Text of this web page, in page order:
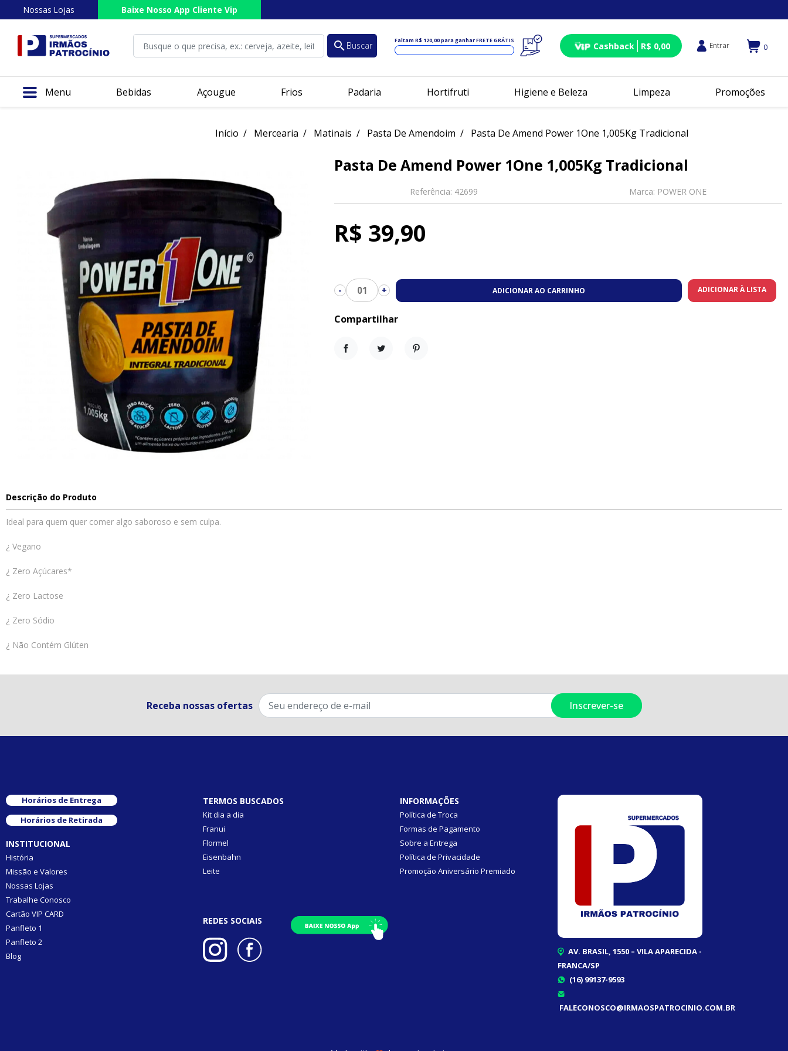
Nossas Lojas Baixe Nosso App Cliente Vip
search Buscar Faltam R$ 120,00para ganhar FRETE GRÁTIS Cashback R$ 0,00 Entrar 0
Menu Bebidas Açougue Frios Padaria Hortifruti Higiene e Beleza Limpeza Promoções
Início Mercearia Matinais Pasta De Amendoim Pasta De Amend Power 1One 1,005Kg Tradicional
Pasta De Amend Power 1One 1,005Kg Tradicional
Referência: 42699 Marca: POWER ONE
R$ 39,90
- 01 + ADICIONAR AO CARRINHO ADICIONAR À LISTA
Compartilhar
Descrição do Produto
Ideal para quem quer comer algo saboroso e sem culpa.
¿ Vegano
¿ Zero Açúcares*
¿ Zero Lactose
¿ Zero Sódio
¿ Não Contém Glúten
Receba nossas ofertas
Horários de Entrega
Horários de Retirada
INSTITUCIONAL
História
Missão e Valores
Nossas Lojas
Trabalhe Conosco
Cartão VIP CARD
Panfleto 1
Panfleto 2
Blog
TERMOS BUSCADOS
Kit dia a dia
Franui
Flormel
Eisenbahn
Leite
REDES SOCIAIS
INFORMAÇÕES
Política de Troca
Formas de Pagamento
Sobre a Entrega
Política de Privacidade
Promoção Aniversário Premiado
AV. BRASIL, 1550 – VILA APARECIDA -
FRANCA/SP
(16) 99137-9593
FALECONOSCO@IRMAOSPATROCINIO.COM.BR